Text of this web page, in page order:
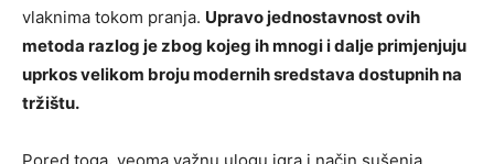
vlaknima tokom pranja. Upravo jednostavnost ovih
metoda razlog je zbog kojeg ih mnogi i dalje primjenjuju
uprkos velikom broju modernih sredstava dostupnih na
tržištu.